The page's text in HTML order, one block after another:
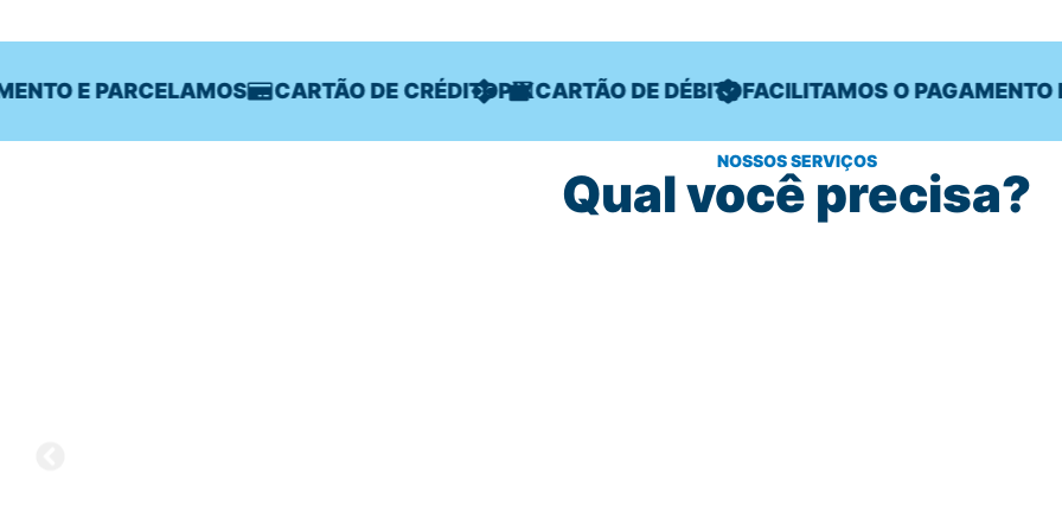
E PARCELAMOS CARTÃO DE CRÉDITOPIXCARTÃO DE DÉBITOFACILITAMOS O PAGAMENTO E
NOSSOS SERVIÇOS
Qual você precisa?